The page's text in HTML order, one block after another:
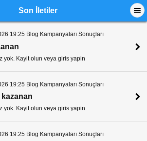
Son İletiler
19:25 Blog Kampanyaları Sonuçları
yok. Kayit olun veya giris yapin
19:25 Blog Kampanyaları Sonuçları
yok. Kayit olun veya giris yapin
19:25 Blog Kampanyaları Sonuçları